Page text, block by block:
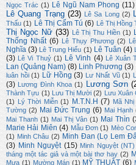
Ngọc Trác (1) Lê Ngũ Nam Phong (11)
Lê Quang Trạng (23) Lê Sa Long (2)
Thấu (1) Lê Thị Cẩm Tú (6) Lê Thị Hồng
Thị Ngọc Nữ (33) Lê Thị Thu Hiền (1)
Thống Nhất (6) Lê Thụy Phương (2)
Nghĩa (3) Lê Trung Hiếu (1) Lê Tuân (4)
(3) Lê Vi Thuỷ (1) Lê Vinh (4) Lê Xuân
Lan (Quảng Nam) (8) Linh Phương (3)
luân hồi (1) Lữ Hồng (3) Lư Nhất Vũ (1)
(3) Lương Đình Khoa (1) Lương Sơn
Thành Tựu (1) Lưu Thị Mười (2) Lưu Xuân
(1) Lý Thời Miễn (1) M.T.N.H (7) Mã Nhị
Tường (2) Mai Đức Trung (6) Mai Hạnh
Mai Thanh (1) Mai Thị Vân (1) Mai Thìn
Marie Hải Miên (4) Mẫu Đơn (1) Mèo
(1) Minh Châu (2) Minh Đan (Lọ Lem
(3) Minh Nguyệt (15) Minh Nguyệt (NT)
tháng một tác giả và một bài thơ hay (2)
Mưa (1) Mường Mán (1) MỸ THUẬT (6)